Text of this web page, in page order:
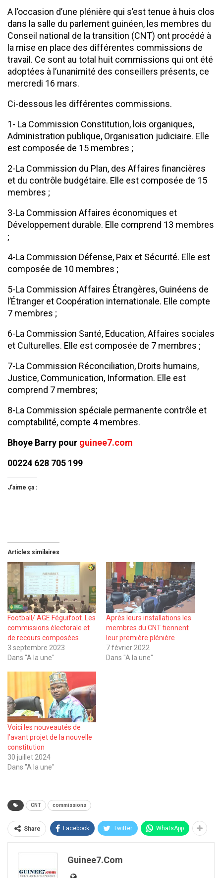
A l’occasion d’une plénière qui s’est tenue à huis clos
dans la salle du parlement guinéen, les membres du
Conseil national de la transition (CNT) ont procédé à
la mise en place des différentes commissions de
travail. Ce sont au total huit commissions qui ont été
adoptées à l’unanimité des conseillers présents, ce
mercredi 16 mars.
Ci-dessous les différentes commissions.
1- La Commission Constitution, lois organiques,
Administration publique, Organisation judiciaire. Elle
est composée de 15 membres ;
2-La Commission du Plan, des Affaires financières
et du contrôle budgétaire. Elle est composée de 15
membres ;
3-La Commission Affaires économiques et
Développement durable. Elle comprend 13 membres
;
4-La Commission Défense, Paix et Sécurité. Elle est
composée de 10 membres ;
5-La Commission Affaires Étrangères, Guinéens de
l’Étranger et Coopération internationale. Elle compte
7 membres ;
6-La Commission Santé, Education, Affaires sociales
et Culturelles. Elle est composée de 7 membres ;
7-La Commission Réconciliation, Droits humains,
Justice, Communication, Information. Elle est
comprend 7 membres;
8-La Commission spéciale permanente contrôle et
comptabilité, compte 4 membres.
Bhoye Barry pour guinee7.com
00224 628 705 199
J’aime ça :
Articles similaires
Football/ AGE Féguifoot. Les
commissions électorale et
de recours composées
3 septembre 2023
Dans "A la une"
Après leurs installations les
membres du CNT tiennent
leur première plénière
7 février 2022
Dans "A la une"
Voici les nouveautés de
l’avant projet de la nouvelle
constitution
30 juillet 2024
Dans "A la une"
CNT commissions
Share Facebook Twitter WhatsApp
Guinee7.com